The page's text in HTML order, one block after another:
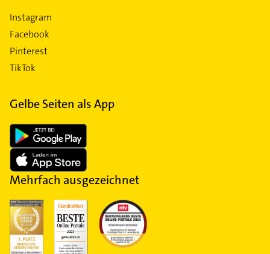
Instagram
Facebook
Pinterest
TikTok
Gelbe Seiten als App
Mehrfach ausgezeichnet